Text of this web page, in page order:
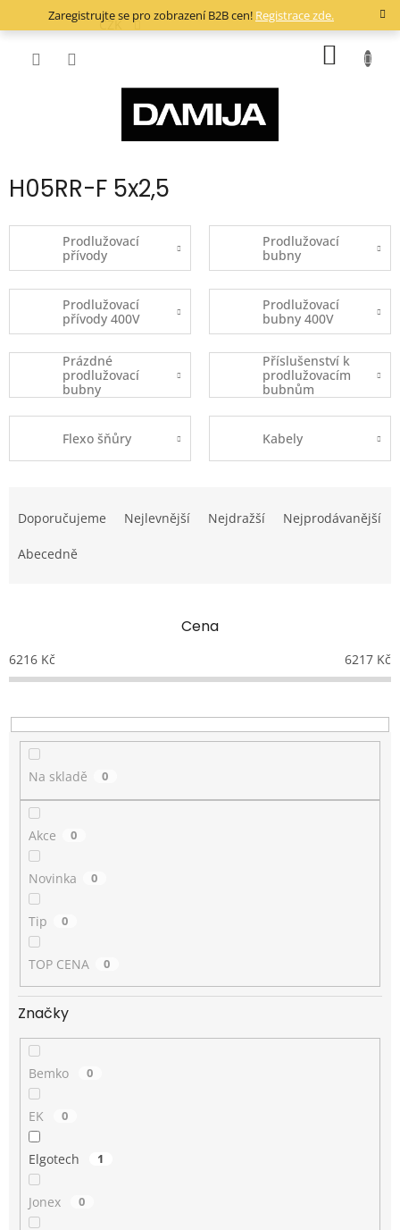
Zaregistrujte se pro zobrazení B2B cen! Registrace zde.
CZK
H05RR-F 5x2,5
Prodlužovací
přívody
Prodlužovací
bubny
Prodlužovací
přívody 400V
Prodlužovací
bubny 400V
Prázdné
prodlužovací
bubny
Příslušenství k
prodlužovacím
bubnům
Flexo šňůry Kabely
a
e
o
d
k
t
Doporučujeme Nejlevnější Nejdražší Nejprodávanější
Abecedně
Cena
6216 Kč 6217 Kč
Na skladě 0
Akce 0
Novinka 0
Tip 0
TOP CENA 0
Značky
Bemko 0
EK 0
Elgotech 1
Jonex 0